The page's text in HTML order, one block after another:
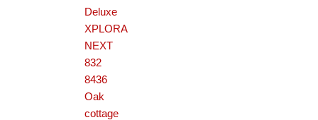
Deluxe
XPLORA
NEXT
832
8436
Oak
cottage